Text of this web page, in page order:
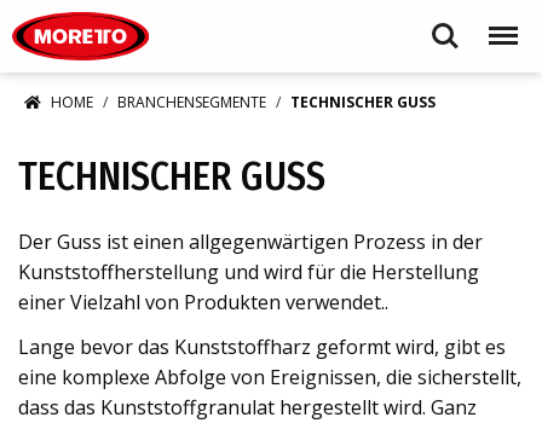
Search Menu
HOME BRANCHENSEGMENTE TECHNISCHER GUSS
TECHNISCHER GUSS
Der Guss ist einen allgegenwärtigen Prozess in der
Kunststoffherstellung und wird für die Herstellung
einer Vielzahl von Produkten verwendet..
Lange bevor das Kunststoffharz geformt wird, gibt es
eine komplexe Abfolge von Ereignissen, die sicherstellt,
dass das Kunststoffgranulat hergestellt wird. Ganz